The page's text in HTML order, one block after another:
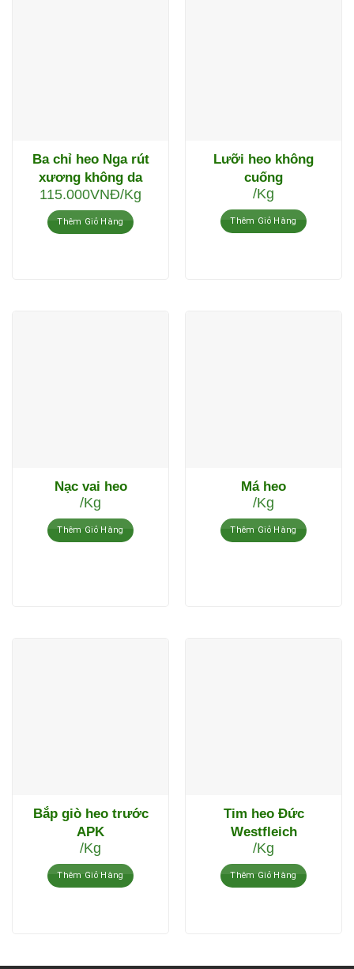
Ba chỉ heo Nga rút
xương không da
115.000VNĐ/Kg
Thêm Giỏ Hàng
Lưỡi heo không
cuống
/Kg
Thêm Giỏ Hàng
Nạc vai heo
/Kg
Thêm Giỏ Hàng
Má heo
/Kg
Thêm Giỏ Hàng
Bắp giò heo trước
APK
/Kg
Thêm Giỏ Hàng
Tim heo Đức
Westfleich
/Kg
Thêm Giỏ Hàng